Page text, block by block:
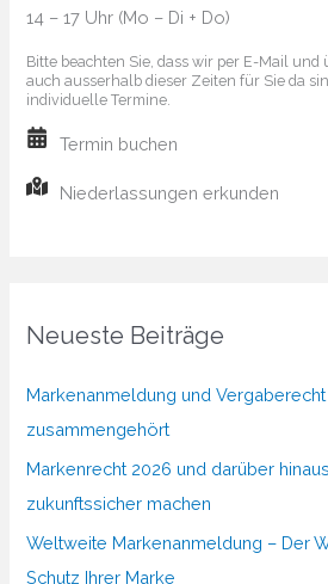
Marke
sind
14 – 17 Uhr (Mo – Di + Do)
Bitte beachten Sie, dass wir per E-Mail
auch ausserhalb dieser Zeiten für Sie da
individuelle Termine.
Termin buchen
Niederlassungen erkunden
Neueste Beiträge
Markenanmeldung und
zusammengehört
Markenrecht 2026 und darüber
zukunftssicher machen
Weltweite Markenanmeldung – Der
Schutz Ihrer Marke